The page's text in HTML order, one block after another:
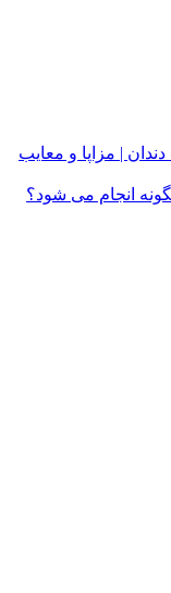
| مزاپا و معایب
انجام می شود؟